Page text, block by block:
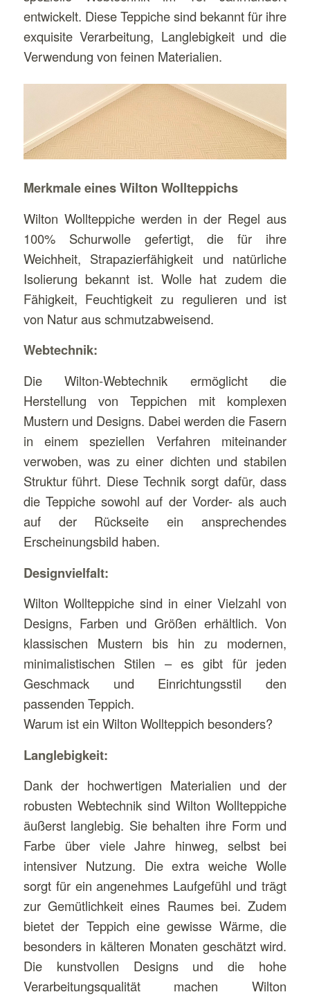
entwickelt. Diese Teppiche sind bekannt für ihre
exquisite Verarbeitung, Langlebigkeit und die
Verwendung von feinen Materialien.
Merkmale eines Wilton Wollteppichs
Wilton Wollteppiche werden in der Regel aus
100% Schurwolle gefertigt, die für ihre
Weichheit, Strapazierfähigkeit und natürliche
Isolierung bekannt ist. Wolle hat zudem die
Fähigkeit, Feuchtigkeit zu regulieren und ist
von Natur aus schmutzabweisend.
Webtechnik:
Die Wilton-Webtechnik ermöglicht die
Herstellung von Teppichen mit komplexen
Mustern und Designs. Dabei werden die Fasern
in einem speziellen Verfahren miteinander
verwoben, was zu einer dichten und stabilen
Struktur führt. Diese Technik sorgt dafür, dass
die Teppiche sowohl auf der Vorder- als auch
auf der Rückseite ein ansprechendes
Erscheinungsbild haben.
Designvielfalt:
Wilton Wollteppiche sind in einer Vielzahl von
Designs, Farben und Größen erhältlich. Von
klassischen Mustern bis hin zu modernen,
minimalistischen Stilen – es gibt für jeden
Geschmack und Einrichtungsstil den
passenden Teppich.
Warum ist ein Wilton Wollteppich besonders?
Langlebigkeit:
Dank der hochwertigen Materialien und der
robusten Webtechnik sind Wilton Wollteppiche
äußerst langlebig. Sie behalten ihre Form und
Farbe über viele Jahre hinweg, selbst bei
intensiver Nutzung. Die extra weiche Wolle
sorgt für ein angenehmes Laufgefühl und trägt
zur Gemütlichkeit eines Raumes bei. Zudem
bietet der Teppich eine gewisse Wärme, die
besonders in kälteren Monaten geschätzt wird.
Die kunstvollen Designs und die hohe
Verarbeitungsqualität machen Wilton